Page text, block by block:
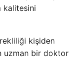
kalitesini
kişiden
uzman bir doktor